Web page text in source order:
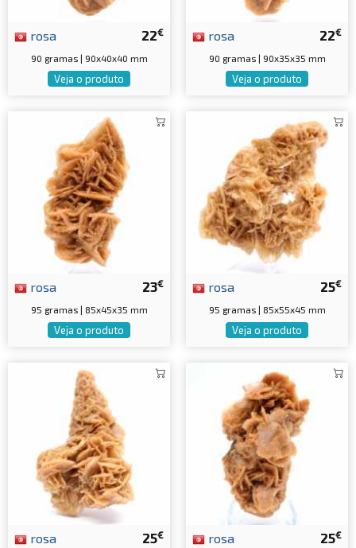
22€
rosa
90 gramas | 90x40x40 mm
Veja o produto
22€
rosa
90 gramas | 90x35x35 mm
Veja o produto
23€
rosa
95 gramas | 85x45x35 mm
Veja o produto
25€
rosa
95 gramas | 85x55x45 mm
Veja o produto
25€
rosa 25€
rosa